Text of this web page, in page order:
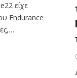
είχε
Endurance